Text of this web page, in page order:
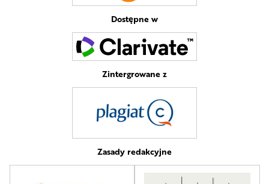
Dostępne w
Zintergrowane z
Zasady redakcyjne